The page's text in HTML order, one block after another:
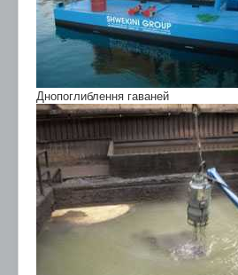
Днопоглиблення гаваней